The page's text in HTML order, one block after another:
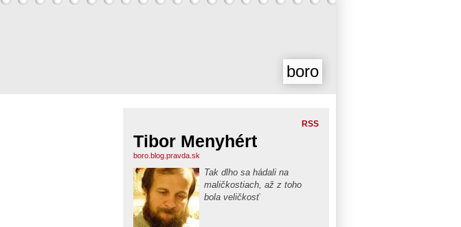
boro
RSS
Tibor Menyhért
boro.blog.pravda.sk
Tak dlho sa hádali na
maličkostiach, až z toho
bola veličkosť